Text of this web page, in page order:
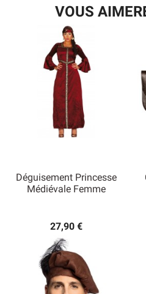
VOUS
Déguisement Princesse
Médiévale Femme
27,90 €